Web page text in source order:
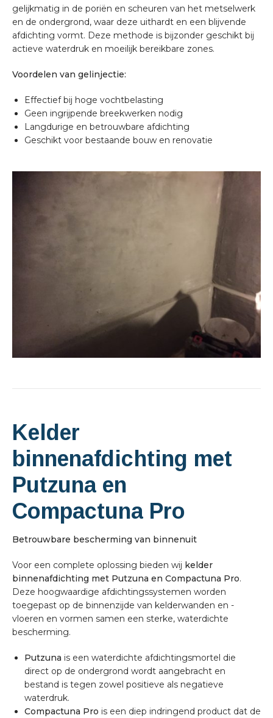
gelijkmatig in de poriën en scheuren van het metselwerk
en de ondergrond, waar deze uithardt en een blijvende
afdichting vormt. Deze methode is bijzonder geschikt bij
actieve waterdruk en moeilijk bereikbare zones.
Voordelen van gelinjectie:
Effectief bij hoge vochtbelasting
Geen ingrijpende breekwerken nodig
Langdurige en betrouwbare afdichting
Geschikt voor bestaande bouw en renovatie
Kelder
binnenafdichting met
Putzuna en
Compactuna Pro
Betrouwbare bescherming van binnenuit
Voor een complete oplossing bieden wij kelder
binnenafdichting met Putzuna en Compactuna Pro.
Deze hoogwaardige afdichtingssystemen worden
toegepast op de binnenzijde van kelderwanden en -
vloeren en vormen samen een sterke, waterdichte
bescherming.
Putzuna is een waterdichte afdichtingsmortel die
direct op de ondergrond wordt aangebracht en
bestand is tegen zowel positieve als negatieve
waterdruk.
Compactuna Pro is een diep indringend product dat de